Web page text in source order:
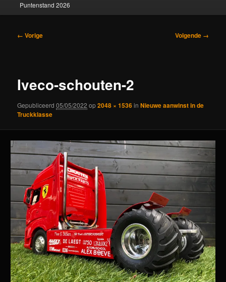
Puntenstand 2026
Afbeeldingsnavigatie
← Vorige Volgende →
Iveco-schouten-2
Gepubliceerd05/05/2022 op2048 × 1536inNieuwe aanwinst in de
Truckklasse